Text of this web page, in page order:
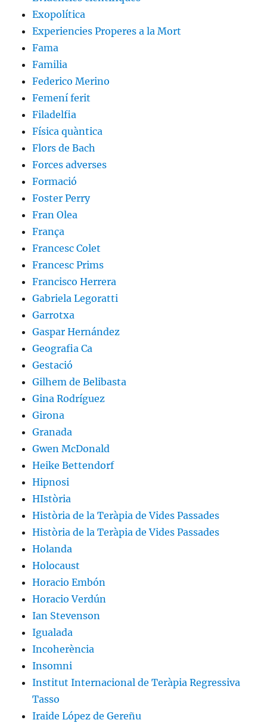
Exopolítica
Experiencies Properes a la Mort
Fama
Familia
Federico Merino
Femení ferit
Filadelfia
Física quàntica
Flors de Bach
Forces adverses
Formació
Foster Perry
Fran Olea
França
Francesc Colet
Francesc Prims
Francisco Herrera
Gabriela Legoratti
Garrotxa
Gaspar Hernández
Geografia Ca
Gestació
Gilhem de Belibasta
Gina Rodríguez
Girona
Granada
Gwen McDonald
Heike Bettendorf
Hipnosi
HIstòria
Història de la Teràpia de Vides Passades
Història de la Teràpia de Vides Passades
Holanda
Holocaust
Horacio Embón
Horacio Verdún
Ian Stevenson
Igualada
Incoherència
Insomni
Institut Internacional de Teràpia Regressiva
Tasso
Iraide López de Gereñu